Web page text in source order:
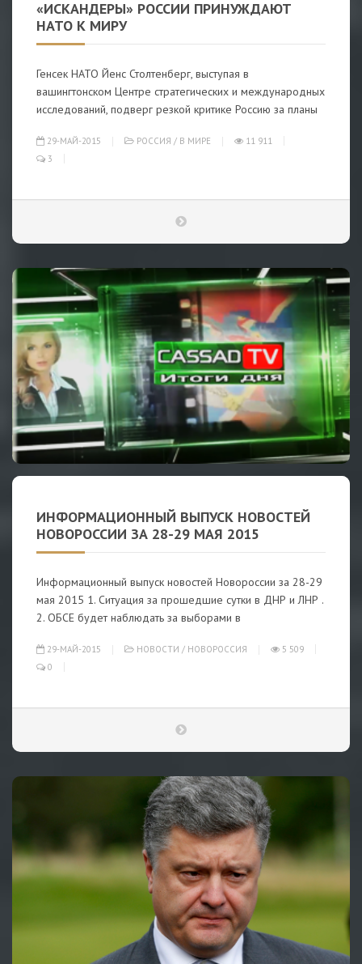
«ИСКАНДЕРЫ» РОССИИ ПРИНУЖДАЮТ
НАТО К МИРУ
Генсек НАТО Йенс Столтенберг, выступая в
вашингтонском Центре стратегических и международных
исследований, подверг резкой критике Россию за планы
29-МАЙ-2015 РОССИЯ / В МИРЕ
11 911
3
ИНФОРМАЦИОННЫЙ ВЫПУСК НОВОСТЕЙ
НОВОРОССИИ ЗА 28-29 МАЯ 2015
Информационный выпуск новостей Новороссии за 28-29
мая 2015 1. Ситуация за прошедшие сутки в ДНР и ЛНР .
2. ОБСЕ будет наблюдать за выборами в
29-МАЙ-2015 НОВОСТИ / НОВОРОССИЯ
5 509
0